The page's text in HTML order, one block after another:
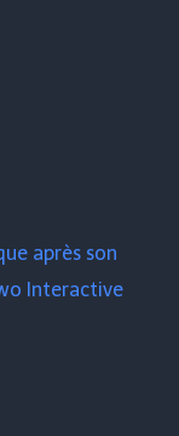
après son
Interactive